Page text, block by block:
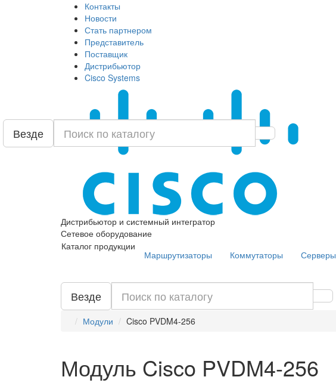
Контакты
Новости
Стать партнером
Представитель
Поставщик
Дистрибьютор
Cisco Systems
Дистрибьютор и системный интегратор
Сетевое оборудование
Везде
Каталог продукции
Маршрутизаторы Коммутаторы Серверы
Везде
Модули Cisco PVDM4-256
Модуль Cisco PVDM4-256